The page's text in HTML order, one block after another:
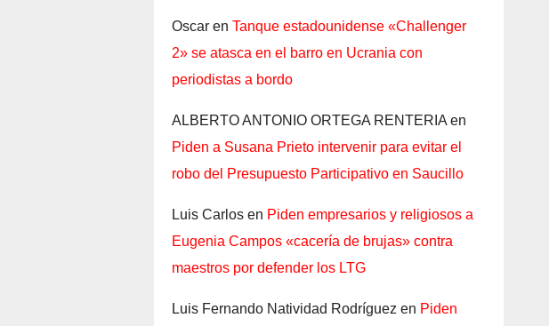
Oscar enTanque estadounidense «Challenger
2» se atasca en el barro en Ucrania con
periodistas a bordo
ALBERTO ANTONIO ORTEGA RENTERIA en
Piden a Susana Prieto intervenir para evitar el
robo del Presupuesto Participativo en Saucillo
Luis Carlos en Piden empresarios y religiosos a
Eugenia Campos «cacería de brujas» contra
maestros por defender los LTG
Luis Fernando Natividad Rodríguez en Piden